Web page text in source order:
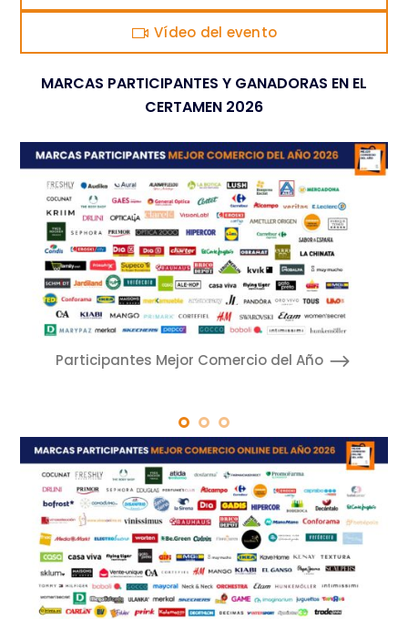
Vídeo del evento
MARCAS PARTICIPANTES Y GANADORAS EN EL
CERTAMEN 2026
Participantes Mejor Comercio del Año